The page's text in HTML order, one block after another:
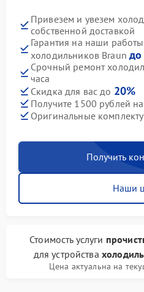
Привезем и увезем
собственной доставкой
Гарантия на наши
холодильников Braunдо
Срочный ремонт
часа
Скидка для вас до 20%
Получите 1500 рублей
Оригинальные
Получить
Наши
Стоимость услуги
для устройства
Цена актуальна на